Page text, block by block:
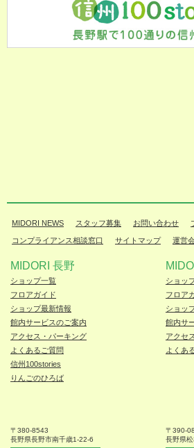
MIDORI NEWS スタッフ募集 お問い合わせ
コンプライアンス相談窓口 サイトマップ 運営
MIDORI 長野
ショップ一覧
フロアガイド
ショップ最新情報
館内サービスのご案内
アクセス・パーキング
よくあるご質問
信州100stories
りんごのひろば
〒380-8543
長野県長野市南千歳1-22-6
ショッ
フロア
ショッ
館内サ
アクセ
よくあ
〒390-
長野県